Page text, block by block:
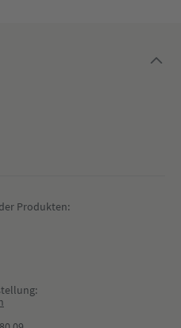
normaler Backpack
Rosa oder oder oder: Der
Farben und Dessins
Produkten: